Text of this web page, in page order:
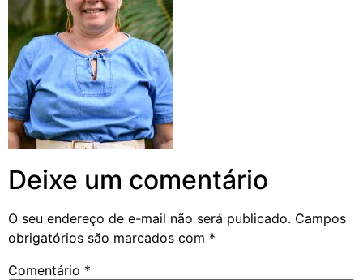
Deixe um comentário
O seu endereço de e-mail não será publicado. Campos
obrigatórios são marcados com *
Comentário *